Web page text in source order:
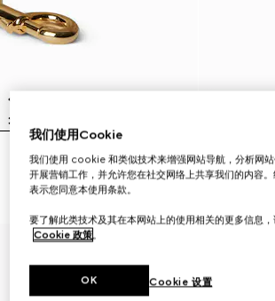
Gucci Essence Classic拉链钥匙
€ 550
GG
€ 290
我们使用Cookie
我们使用 cookie 和类似技术来增强网站导航，分析网站
开展营销工作，并允许您在社交网络上共享我们的内容
表示您同意本使用条款。
要了解此类技术及其在本网站上的使用相关的更多信息
Cookie 政策。
Cookie 设置
OK